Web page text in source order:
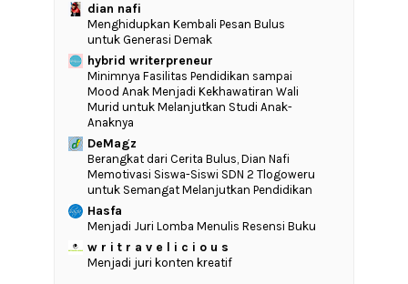
dian nafi
Menghidupkan Kembali Pesan Bulus
untuk Generasi Demak
hybrid writerpreneur
‎Minimnya Fasilitas Pendidikan sampai
Mood Anak Menjadi Kekhawatiran Wali
Murid untuk Melanjutkan Studi Anak-
Anaknya
DeMagz
‎Berangkat dari Cerita Bulus, Dian Nafi
Memotivasi Siswa-Siswi SDN 2 Tlogoweru
untuk Semangat Melanjutkan Pendidikan
Hasfa
Menjadi Juri Lomba Menulis Resensi Buku
w r i t r a v e l i c i o u s
Menjadi juri konten kreatif